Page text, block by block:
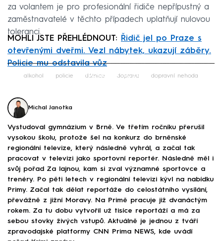
za volantem je pro profesionální řidiče nepřípustný a
zaměstnavatelé v těchto případech uplatňují nulovou
toleranci.
MOHLI JSTE PŘEHLÉDNOUT: Řidič jel po Praze s
otevřenými dveřmi. Vezl nábytek, ukazují záběry.
Policie mu odstavila vůz
Failed to fetch
alkohol policie dálnice doprava dopravní nehoda
Michal Janotka
Vystudoval gymnázium v Brně. Ve třetím ročníku přerušil
vysokou školu, protože šel na konkurz do brněnské
regionální televize, který následně vyhrál, a začal tak
pracovat v televizi jako sportovní reportér. Následně měl i
svůj pořad Za lajnou, kam si zval významné sportovce a
trenéry. Po pěti letech v regionální televizi kývl na nabídku
Primy. Začal tak dělat reportáže do celostátního vysílání,
převážně z jižní Moravy. Na Primě pracuje již dvanáctým
rokem. Za tu dobu vytvořil už tisíce reportáží a má za
sebou stovky živých vstupů. Aktuálně je jednou z tváří
zpravodajské platformy CNN Prima NEWS, kde uvádí